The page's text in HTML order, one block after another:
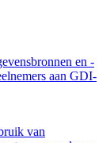
en -
aan GDI-
van